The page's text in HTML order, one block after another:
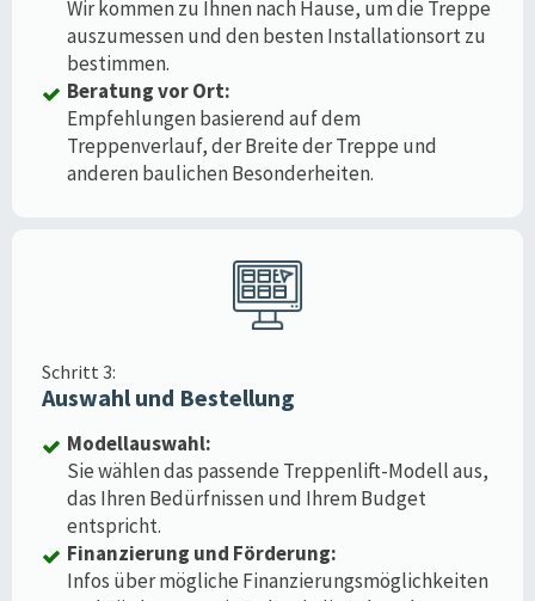
Wir kommen zu Ihnen nach Hause, um die Treppe
auszumessen und den besten Installationsort zu
bestimmen.
Beratung vor Ort:
Empfehlungen basierend auf dem
Treppenverlauf, der Breite der Treppe und
anderen baulichen Besonderheiten.
Schritt 3:
Auswahl und Bestellung
Modellauswahl:
Sie wählen das passende Treppenlift-Modell aus,
das Ihren Bedürfnissen und Ihrem Budget
entspricht.
Finanzierung und Förderung:
Infos über mögliche Finanzierungsmöglichkeiten